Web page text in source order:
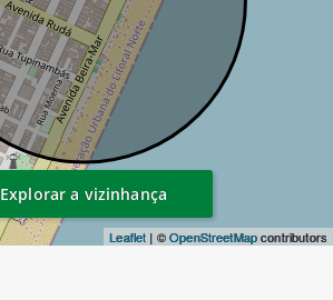
Leaflet | ©OpenStreetMapcontributors
Explorar a vizinhança